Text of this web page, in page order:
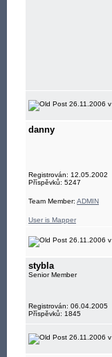
26.11.2006 v
danny
Registrován: 12.05.2002
Příspěvků: 5247
Team Member: ADMIN
User is Mapper
26.11.2006 v
stybla
Senior Member
Registrován: 06.04.2005
Příspěvků: 1845
26.11.2006 v